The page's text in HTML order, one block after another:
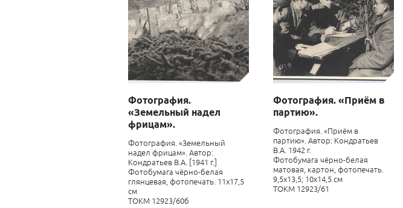
Фотография.
«Земельный надел
фрицам».
Фотография. «Земельный
надел фрицам». Автор:
Кондратьев В.А. [1941 г.]
Фотобумага чёрно-белая
глянцевая, фотопечать. 11х17,5
см
ТОКМ 12923/60б
Фотография. «Приём в
партию».
Фотография. «Приём в
партию». Автор: Кондратьев
В.А. 1942 г.
Фотобумага чёрно-белая
матовая, картон, фотопечать.
9,5х13,5; 10х14,5 см
ТОКМ 12923/61